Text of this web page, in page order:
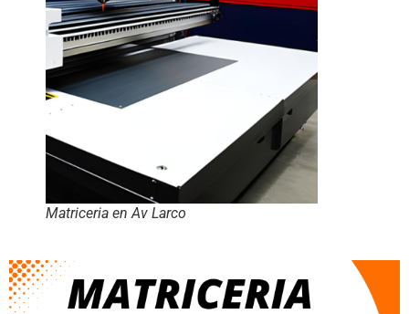
Matriceria en Av Larco